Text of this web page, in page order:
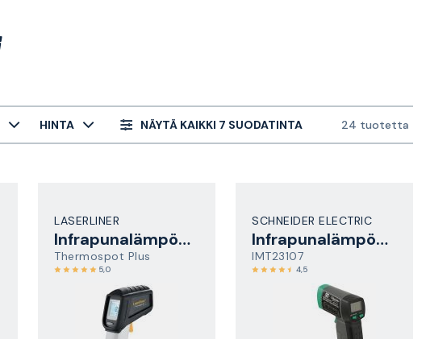
HINTA NÄYTÄ KAIKKI 7 SUODATINTA 24 tuotetta
LASERLINER
Infrapunalämpömittari
Thermospot Plus
5,0
SCHNEIDER ELECTRIC
Infrapunalämpömittari
IMT23107
4,5